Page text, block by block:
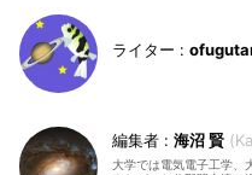
海沼 賢
大学では電気電子工学、